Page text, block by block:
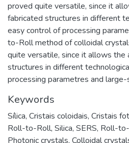
proved quite versatile, since it
fabricated structures in different
easy control of processing
to-Roll method of colloidal
quite versatile, since it allows the
structures in different
processing parametres and
Keywords
Sílica, Cristais coloidais, Cristais
Roll-to-Roll, Silica, SERS, Roll-
Photonic crystals, Colloidal